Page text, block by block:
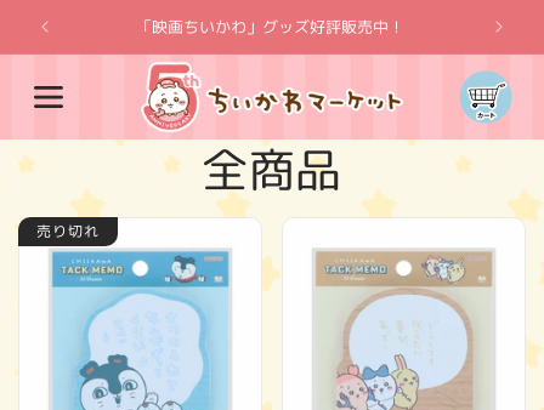
ンツに
進む
「映画ちいかわ」グッズ好評販売中！
カ
ー
ト
コ
レ
ク
シ
全商品
売り切れ